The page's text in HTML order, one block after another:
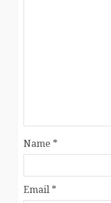
Name *
Email *